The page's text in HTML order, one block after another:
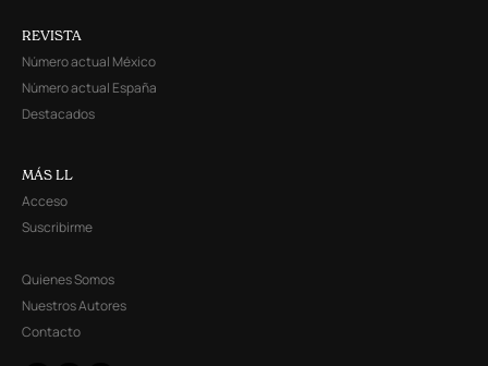
REVISTA
Número actual México
Número actual España
Destacados
MÁS LL
Acceso
Suscribirme
Quienes Somos
Nuestros Autores
Contacto